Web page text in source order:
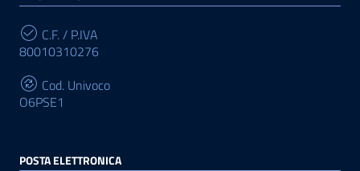
C.F. / P.IVA
80010310276
Cod. Univoco
O6PSE1
POSTA ELETTRONICA